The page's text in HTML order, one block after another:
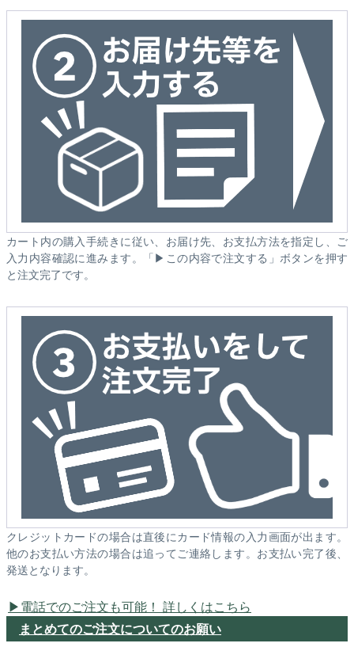
カート内の購入手続きに従い、お届け先、お支払方法を指定し、ご
入力内容確認に進みます。「▶この内容で注文する」ボタンを押す
と注文完了です。
クレジットカードの場合は直後にカード情報の入力画面が出ます。
他のお支払い方法の場合は追ってご連絡します。お支払い完了後、
発送となります。
電話でのご注文も可能！ 詳しくはこちら
まとめてのご注文についてのお願い